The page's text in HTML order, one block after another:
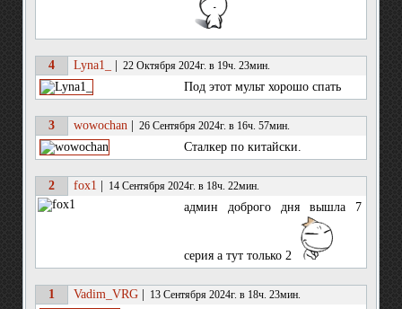
4 Lyna1_ 22 Октября 2024г. в 19ч. 23мин.
Под этот мульт хорошо спать
3 wowochan 26 Сентября 2024г. в 16ч. 57мин.
Сталкер по китайски.
2 fox1 14 Сентября 2024г. в 18ч. 22мин.
админ доброго дня вышла 7
серия а тут только 2
1 Vadim_VRG 13 Сентября 2024г. в 18ч. 23мин.